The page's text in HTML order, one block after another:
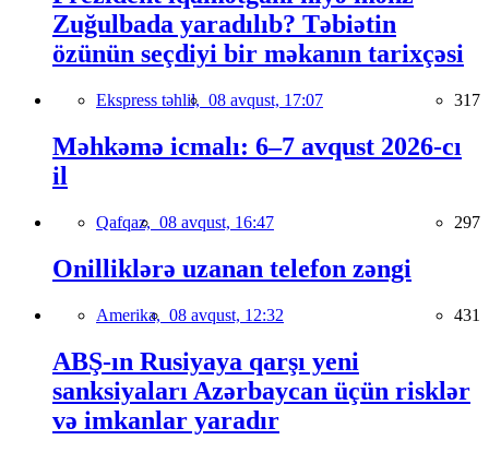
Zuğulbada yaradılıb? Təbiətin
özünün seçdiyi bir məkanın tarixçəsi
Ekspress təhlil, 08 avqust, 17:07 317
Məhkəmə icmalı: 6–7 avqust 2026-cı
il
Qafqaz, 08 avqust, 16:47 297
Onilliklərə uzanan telefon zəngi
Amerika, 08 avqust, 12:32 431
ABŞ-ın Rusiyaya qarşı yeni
sanksiyaları Azərbaycan üçün risklər
və imkanlar yaradır